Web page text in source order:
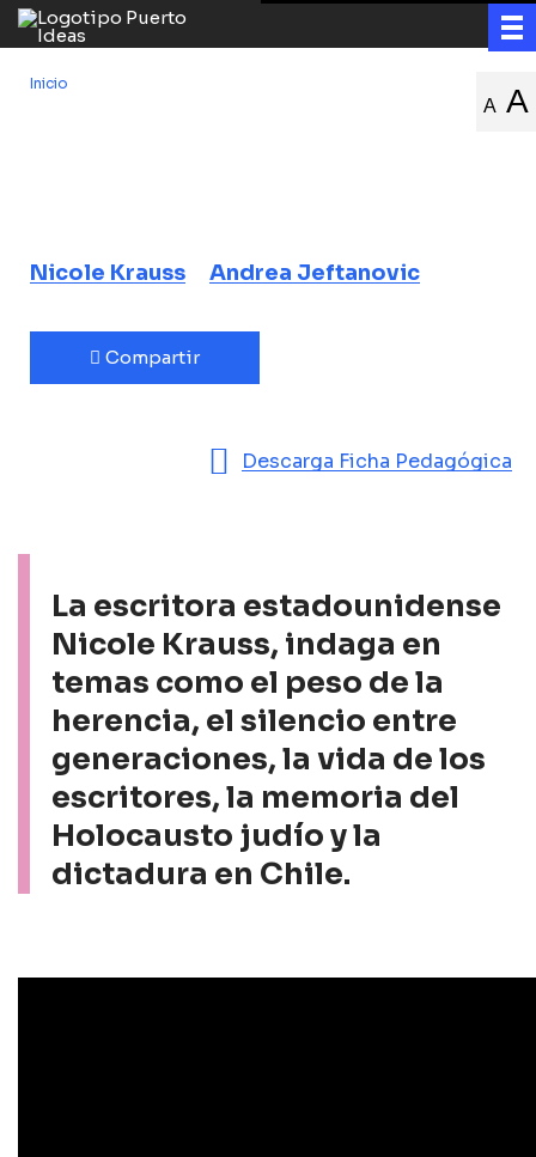
A A
Inicio
Nicole Krauss
Andrea Jeftanovic
Compartir
Descarga Ficha Pedagógica
La escritora estadounidense
Nicole Krauss, indaga en
temas como el peso de la
herencia, el silencio entre
generaciones, la vida de los
escritores, la memoria del
Holocausto judío y la
dictadura en Chile.